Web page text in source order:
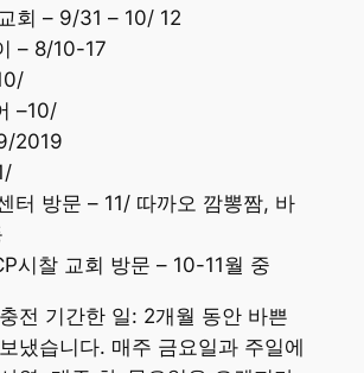
회 – 9/31 – 10/ 12
– 8/10-17
–10/
2019
터 방문 – 11/ 따까오 깜뽕짬, 바
시찰 교회 방문 – 10-11월 중
전 기간한 일: 2개월 동안 바쁜
냈습니다. 매주 금요일과 주일에